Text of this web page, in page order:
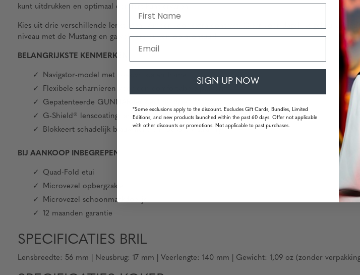
kunt uitdrukken en optimaal comfort kunt ervaren.
Kies uit drie verschillende lenstinten: Amber voor extra contrast, Clear voor dagelijks gebruik of
niveau met de Mustang en ga vol vertrouwen op avontuur!
BELANGRIJKSTE KENMERKEN
Navigator-model met roestvrijstalen frame
Flexibele scharnieren voor een comfortabele pasvorm
Gepatenteerde GUNNAR-lenstechnologie
G-Shield® lenscoating: anti-reflecterend & vlekbestendig
Blokkeert schadelijk blauw licht en 100% UV-straling
BIJ AANKOOP INBEGREPEN
Quad-Fold etui
Microvezel opbergzakje
Microvezel schoonmaakdoekje
12 maanden garantie
SPECIFICATIES BRIL
Lensbreedte: 56 mm | Neusbrug: 17 mm | Veerlengte: 140 mm | Gewicht: 1,09 oz (zonder
SIGN UP NOW
*Some exclusions apply to the discount. Excludes Gift Cards, Bundles, Limited
Editions, and new products launched within the past 60 days. Offer not applicable
with other discounts or promotions. Not applicable to past purchases.